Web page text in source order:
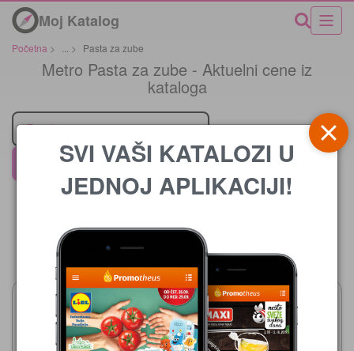
Moj Katalog
Početna > > Pasta za zube
Metro Pasta za zube - Aktuelni cene iz
kataloga
Prodavci
Cena
SVI VAŠI KATALOZI U
JEDNOJ APLIKACIJI!